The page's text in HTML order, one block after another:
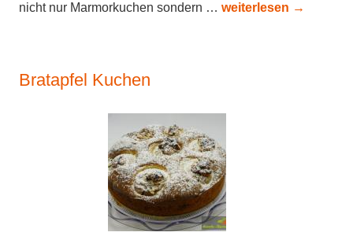
nicht nur Marmorkuchen sondern … weiterlesen →
Bratapfel Kuchen